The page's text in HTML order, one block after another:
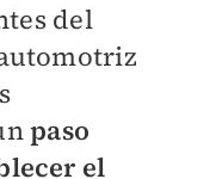
del
paso
el